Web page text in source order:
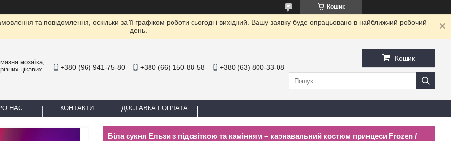
Кошик
та повідомлення, оскільки за її графіком роботи сьогодні вихідний. Вашу заявку буде опрацьовано в найближчий робочий
день.
мозаїка,
цікавих
+380 (96) 941-75-80 +380 (66) 150-88-58 +380 (63) 800-33-08
Кошик
НАС КОНТАКТИ ДОСТАВКА І ОПЛАТА
Біла сукня Ельзи з підсвіткою та камінням – карнавальний костюм принцеси Frozen /